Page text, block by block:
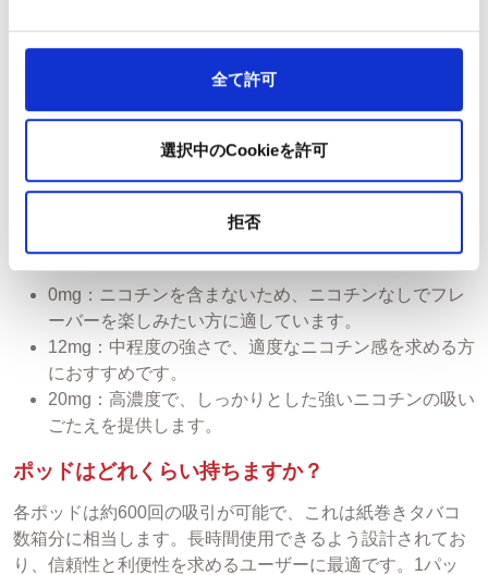
全て許可
選択中のCookieを許可
拒否
充電時間：約45分
バッテリー寿命：約250回の充電サイクル（容量は時
サイズ：高さ 116mm × 幅 20mm × 奥行 10mm
認証：適用されるCEおよびUKCA規格に準拠していま
どのニコチン濃度を選べばよいですか？
0mg：ニコチンを含まないため、ニコチンなしでフレ
ーバーを楽しみたい方に適しています。
12mg：中程度の強さで、適度なニコチン感を求める方
におすすめです。
20mg：高濃度で、しっかりとした強いニコチンの吸い
ごたえを提供します。
ポッドはどれくらい持ちますか？
各ポッドは約600回の吸引が可能で、これは紙巻きタバコ
数箱分に相当します。長時間使用できるよう設計されてお
り、信頼性と利便性を求めるユーザーに最適です。1パッ